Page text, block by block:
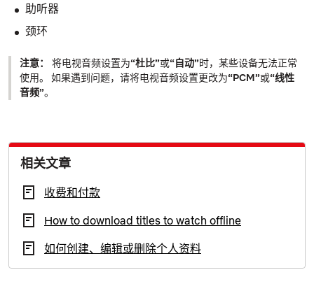
助听器
颈环
注意： 将电视音频设置为“杜比”或“自动”时，某些设备无法正常
使用。 如果遇到问题，请将电视音频设置更改为“PCM”或“线性
音频”。
相关文章
收费和付款
How to download titles to watch offline
如何创建、编辑或删除个人资料